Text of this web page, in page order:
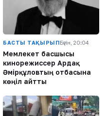
БАСТЫ ТАҚЫРЫПБүгін, 20:04
Мемлекет басшысы
кинорежиссер Ардақ
Әмірқұловтың отбасына
көңіл айтты